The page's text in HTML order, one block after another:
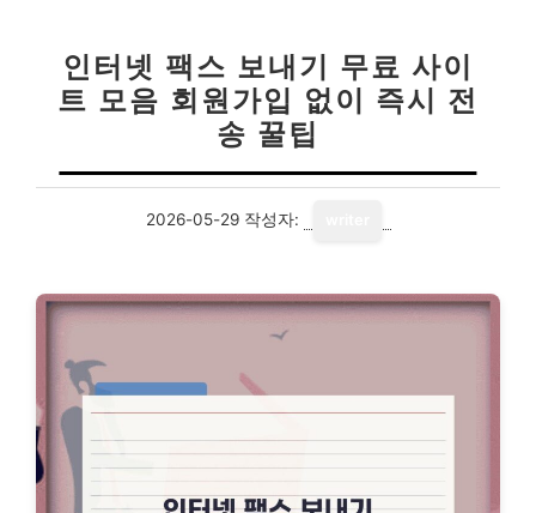
인터넷 팩스 보내기 무료 사이
트 모음 회원가입 없이 즉시 전
송 꿀팁
2026-05-29 작성자: